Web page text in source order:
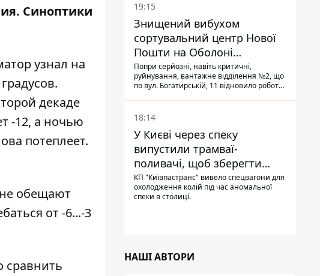
Синоптики
узнал на
декаде
-12, а ночью
потеплеет.
обещают
от -6...-3
сравнить
19:15
Знищений вибухом
сортувальний центр Нової
Пошти на Оболоні
запрацював - видають
посилки
Попри серйозні, навіть критичні,
руйнування, вантажне відділення №2, що
по вул. Богатирській, 11 відновило роботу:
18:14
У Києві через спеку
випустили трамваї-
поливачі, щоб зберегти
рейки від деформації
КП "Київпастранс" вивело спецвагони для
охолодження колій під час аномальної
спеки в столиці.
НАШІ АВТОРИ